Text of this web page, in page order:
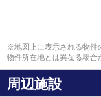
※地図上に表示される物件
物件所在地とは異なる場合
周辺施設